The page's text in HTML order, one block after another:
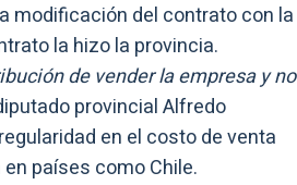
modificación del contrato con la
la hizo la provincia.
de vender la empresa y no
provincial Alfredo
en el costo de venta
países como Chile.